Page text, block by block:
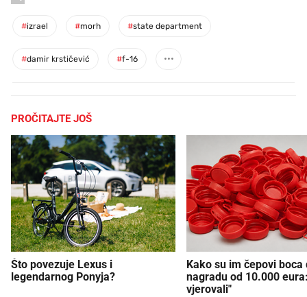
#izrael #morh #state department
#damir krstičević #f-16
PROČITAJTE JOŠ
Što povezuje Lexus i
legendarnog Ponyja?
Kako su im čepovi boca
nagradu od 10.000
vjerovali"